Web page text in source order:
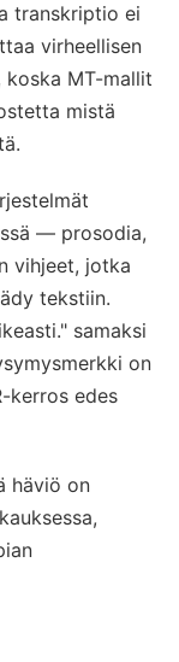
transkriptio ei
virheellisen
koska MT-mallit
mistä
— prosodia,
vihjeet, jotka
tekstiin.
samaksi
on
kerros edes
häviö on